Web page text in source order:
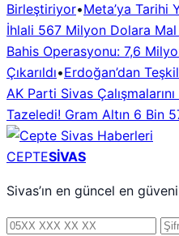
Birleştiriyor•Meta’ya Tarihi
İhlali 567 Milyon Dolara Mal
Bahis Operasyonu: 7,6
Çıkarıldı•Erdoğan’dan
AK Parti Sivas Çalışmalarını
Tazeledi! Gram Altın 6 Bin
CEPTESİVAS
Sivas’ın en güncel en
Telefon